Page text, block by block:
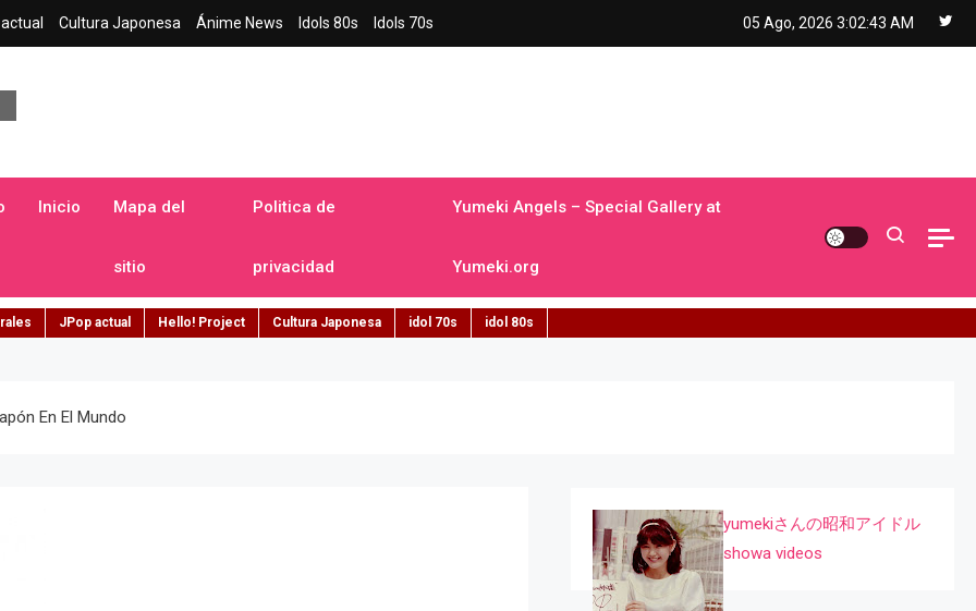
Cultura Japonesa Ánime News Idols 80s Idols 70s 05 Ago, 2026 3:02:44 AM
Inicio Mapa del
sitio
Politica de
privacidad
Yumeki Angels – Special Gallery at
Yumeki.org
JPop actual Hello! Project Cultura Japonesa idol 70s idol 80s
En El Mundo
yumekiさんの昭和アイドル
showa videos